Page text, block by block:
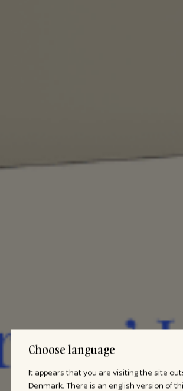
Choose language
It appears that you are visiting the site
Denmark. There is an english version of